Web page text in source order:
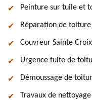
Peinture sur tuile et
Réparation de
Couvreur Sainte
Urgence fuite de
Démoussage de
Travaux de